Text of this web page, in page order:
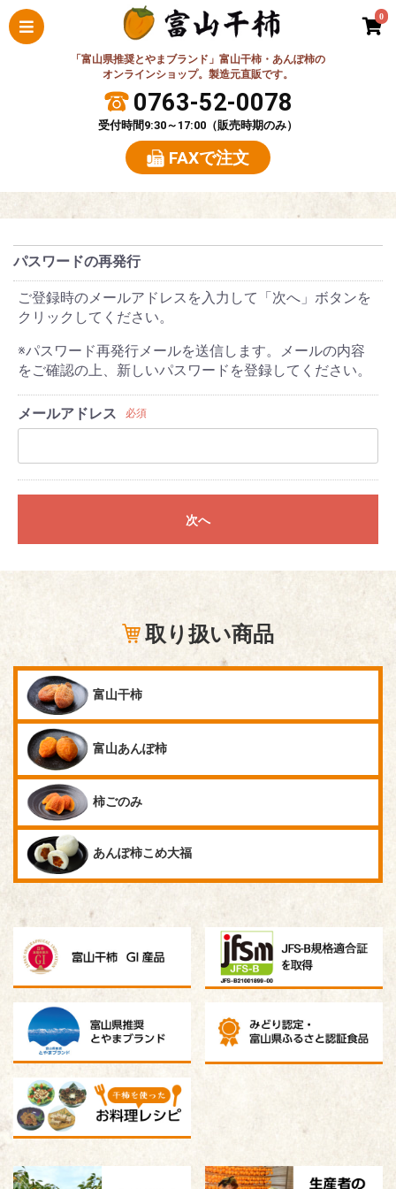
「富山県推奨とやまブランド」富山干柿・あんぽ柿の
オンラインショップ。製造元直販です。
0763-52-0078
受付時間9:30～17:00（販売時期のみ）
FAXで注文
0
取り扱い商品
富山干柿
富山あんぽ柿
柿ごのみ
あんぽ柿こめ大福
パスワードの再発行
ご登録時のメールアドレスを入力して「次へ」ボタンを
クリックしてください。
※パスワード再発行メールを送信します。メールの内容
をご確認の上、新しいパスワードを登録してください。
メールアドレス 必須
次へ